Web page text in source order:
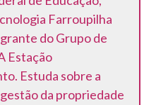
Farroupilha
do Grupo de
Estação
Estuda sobre a
da propriedade